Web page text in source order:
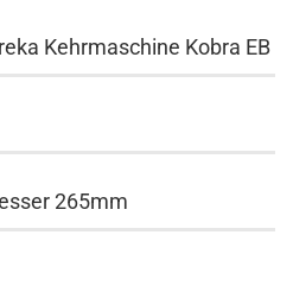
Kehrmaschine Kobra EB
265mm